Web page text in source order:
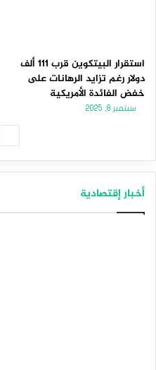
استقرار البيتكوين قرب 111 ألف
دولار رغم تزايد الرهانات على
خفض الفائدة الأمريكية
سبتمبر 8, 2025
أخبار إقتصادية